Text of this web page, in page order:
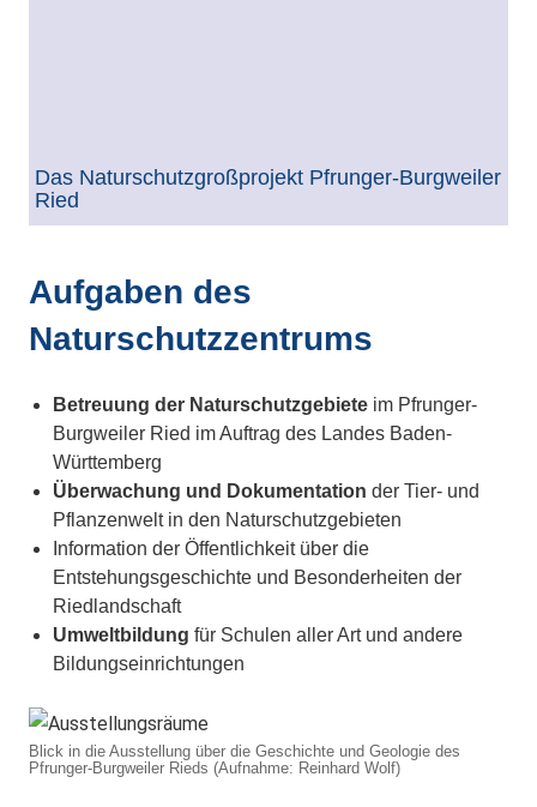
Das Naturschutzgroßprojekt Pfrunger-Burgweiler
Ried
Aufgaben des
Naturschutzzentrums
Betreuung der Naturschutzgebiete im Pfrunger-
Burgweiler Ried im Auftrag des Landes Baden-
Württemberg
Überwachung und Dokumentation der Tier- und
Pflanzenwelt in den Naturschutzgebieten
Information der Öffentlichkeit über die
Entstehungsgeschichte und Besonderheiten der
Riedlandschaft
Umweltbildung für Schulen aller Art und andere
Bildungseinrichtungen
Blick in die Ausstellung über die Geschichte und Geologie des
Pfrunger-Burgweiler Rieds (Aufnahme: Reinhard Wolf)